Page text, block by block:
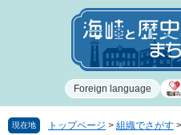
で
ば
Foreign language
現在地 トップページ > 組織でさがす >